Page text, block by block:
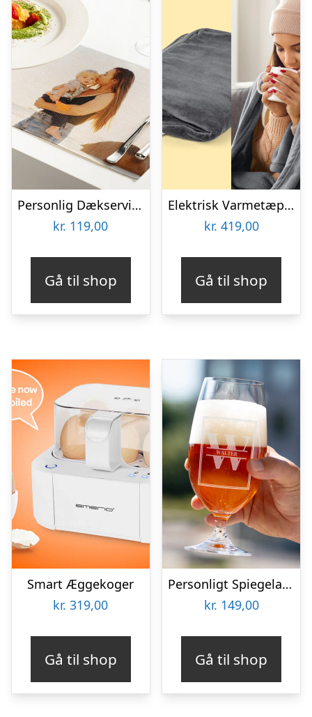
Personlig Dækserviet med Billede
kr. 119,00
Gå til shop
Elektrisk Varmetæppe – Cozy
kr. 419,00
Gå til shop
Smart Æggekoger
kr. 319,00
Gå til shop
Personligt Spiegelau Ølglas med Gravering – Bogstav & Navn
kr. 149,00
Gå til shop